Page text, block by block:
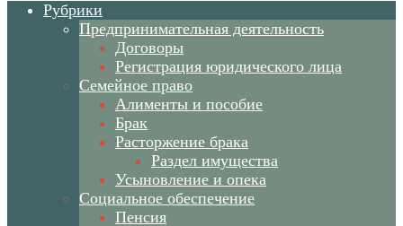
Рубрики
Предпринимательная деятельность
Договоры
Регистрация юридического лица
Семейное право
Алименты и пособие
Брак
Расторжение брака
Раздел имущества
Усыновление и опека
Социальное обеспечение
Пенсия